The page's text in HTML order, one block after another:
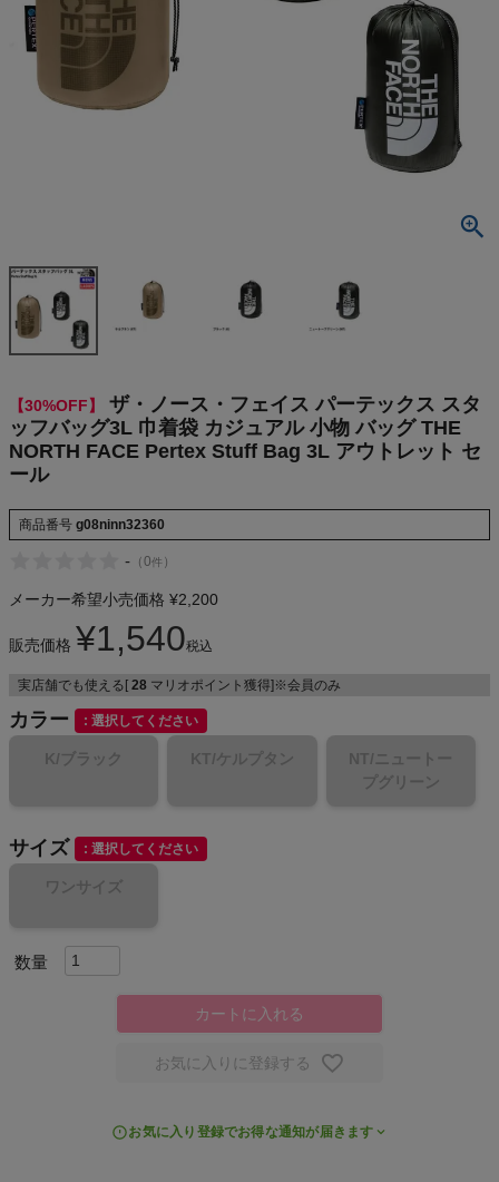
商品が見つからない方はこちら
CHUMS
もっと見る
メンズカジュアルウェア
レディースカジュアルウェア
メンズスポーツウェア
レディーススポーツウェア
スポーツシューズ
ヨガ
【30%OFF】
ザ・ノース・フェイス パーテックス スタ
ッフバッグ3L 巾着袋 カジュアル 小物 バッグ THE
NORTH FACE Pertex Stuff Bag 3L アウトレット セ
ール
商品番号 g08ninn32360
- （0件 ）
メーカー希望小売価格 ¥2,200
販売価格 ¥1,540税込
実店舗でも使える[ 28 マリオポイント獲得]※会員のみ
カラー 選択してください
K/ブラック KT/ケルプタン
NT/ニュートー
プグリーン
サイズ 選択してください
ワンサイズ
カートに入れる
お気に入りに登録する
お気に入り登録でお得な通知が届きます